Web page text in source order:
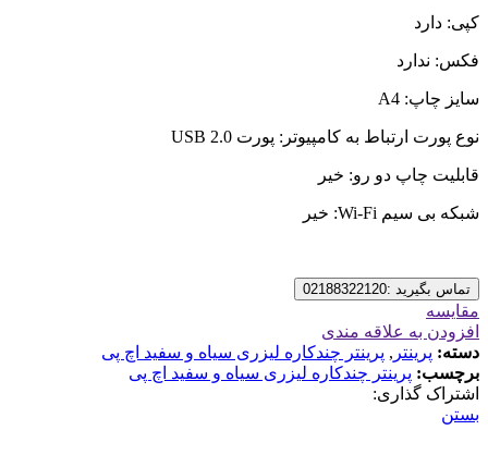
کپی: دارد
فکس: ندارد
سایز چاپ: A4
نوع پورت ارتباط به کامپیوتر: پورت USB 2.0
قابلیت چاپ دو رو: خیر
شبکه بی سیم Wi-Fi: خیر
تماس بگیرید :02188322120
مقایسه
افزودن به علاقه مندی
دسته: پرینتر , پرینتر چندکاره لیزری سیاه و سفید اچ پی
برچسب: پرینتر چندکاره لیزری سیاه و سفید اچ پی
اشتراک گذاری:
بستن